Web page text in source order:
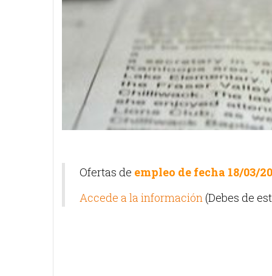
Ofertas de empleo de fecha 18/03/
Accede a la información(Debes de